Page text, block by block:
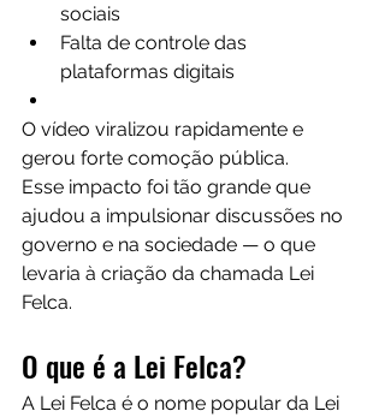
sociais
Falta de controle das
plataformas digitais
O vídeo viralizou rapidamente e
gerou forte comoção pública.
Esse impacto foi tão grande que
ajudou a impulsionar discussões no
governo e na sociedade — o que
levaria à criação da chamada Lei
Felca.
O que é a Lei Felca?
A Lei Felca é o nome popular da Lei